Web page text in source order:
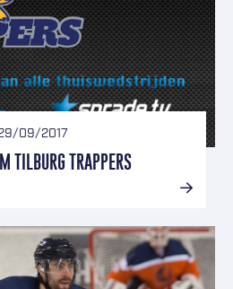
09/2017
TILBURG TRAPPERS